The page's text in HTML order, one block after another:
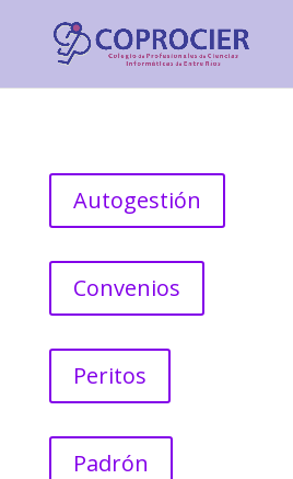
Autogestión
Convenios
Peritos
Padrón